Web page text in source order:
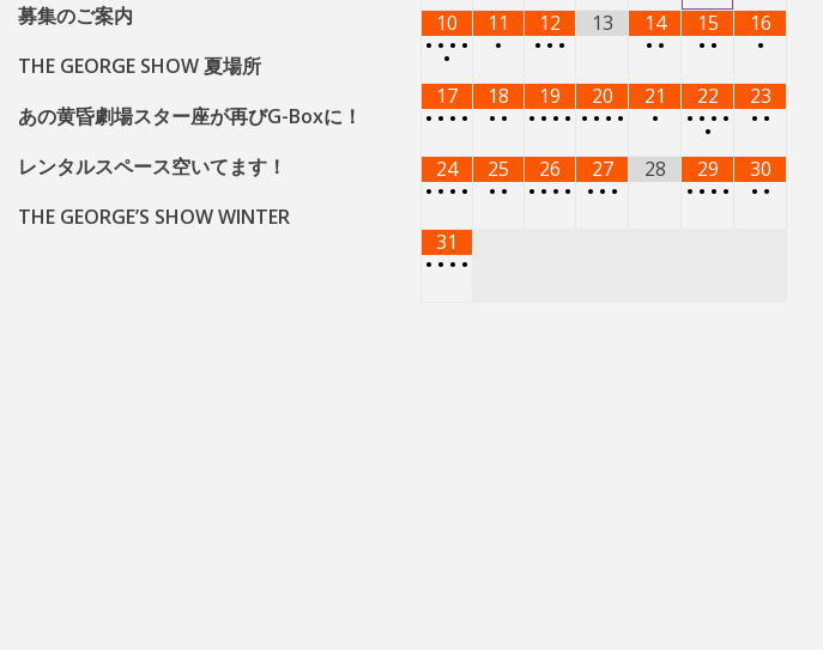
募集のご案内
THE GEORGE SHOW 夏場所
あの黄昏劇場スター座が再びG-Boxに！
レンタルスペース空いてます！
THE GEORGE’S SHOW WINTER
10
• • • •
•
11
•
12
• • •
13
14
• •
15
• •
16
•
17
• • • •
18
• •
19
• • • •
20
• • • •
21
•
22
• • • •
•
23
• •
24
• • • •
25
• •
26
• • • •
27
• • •
28
29
• • • •
30
• •
31
• • • •